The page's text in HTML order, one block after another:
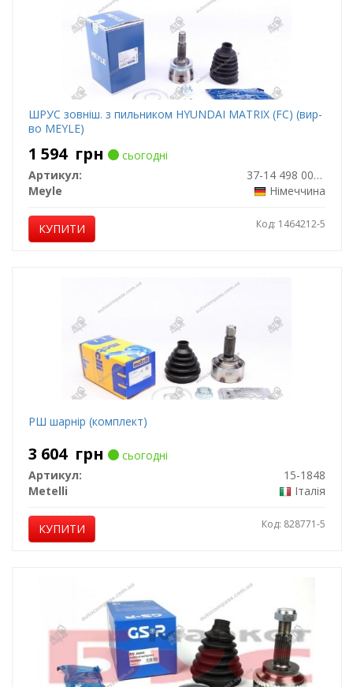
ШРУС зовніш. з пильником HYUNDAI MATRIX (FC) (вир-
во MEYLE)
1 594 грн
сьогодні
Артикул:
37-14 498 0014
Meyle
Німеччина
КУПИТИ Код: 1464212-5
РШ шарнір (комплект)
3 604 грн
сьогодні
Артикул:
15-1848
Metelli
Італія
КУПИТИ Код: 828771-5